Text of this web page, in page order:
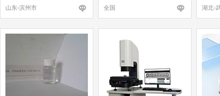
山东-滨州市
全国
湖北-